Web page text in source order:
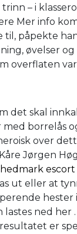
– i
Mer info
påpekte
øvelser
overflaten
det skal
borrelås
over
Jørgen
hedmark
ut eller at
lastes ned
er